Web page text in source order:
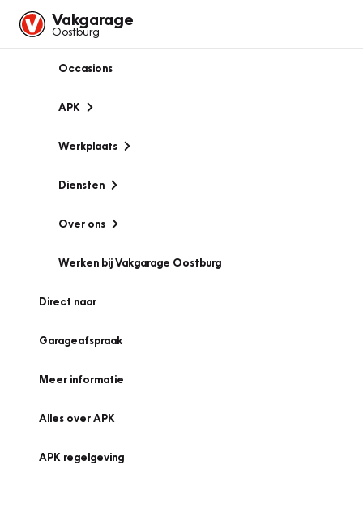
Vakgarage
Oostburg
Occasions
APK
Werkplaats
Diensten
Over ons
Werken bij Vakgarage Oostburg
Direct naar
Garageafspraak
Meer informatie
Alles over APK
APK regelgeving